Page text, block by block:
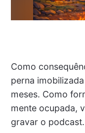
Como
perna
meses. Como
mente ocupada,
gravar o podcast.